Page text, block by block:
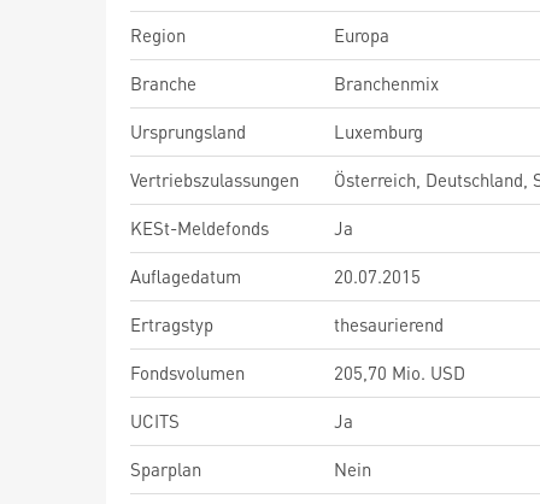
Region
Europa
Branche
Branchenmix
Ursprungsland
Luxemburg
Vertriebszulassungen
Österreich, Deutschland,
KESt-Meldefonds
Ja
Auflagedatum
20.07.2015
Ertragstyp
thesaurierend
Fondsvolumen
205,70 Mio. USD
UCITS
Ja
Sparplan
Nein